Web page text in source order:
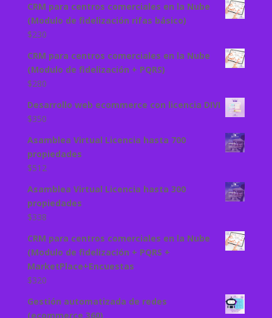
CRM para centros comerciales en la Nube
(Modulo de fidelización rifas básico)
$230
CRM para centros comerciales en la Nube
(Modulo de fidelización + PQRS)
$280
Desarrollo web ecommerce con licencia DIVI
$350
Asamblea Virtual Licencia hasta 700
propiedades
$512
Asamblea Virtual Licencia hasta 300
propiedades
$338
CRM para centros comerciales en la Nube
(Modulo de fidelización + PQRS +
MarketPlace+Encuestas
$320
Gestión automatizada de redes
(ecommerce 360)